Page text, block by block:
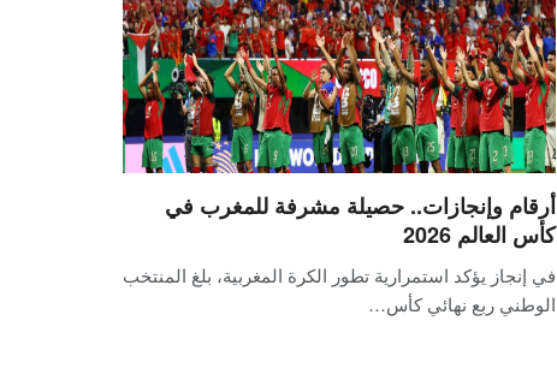
أرقام وإنجازات.. حصيلة مشرفة للمغرب في
كأس العالم 2026
في إنجاز يؤكد استمرارية تطور الكرة المغربية، بلغ المنتخب
الوطني ربع نهائي كأس…